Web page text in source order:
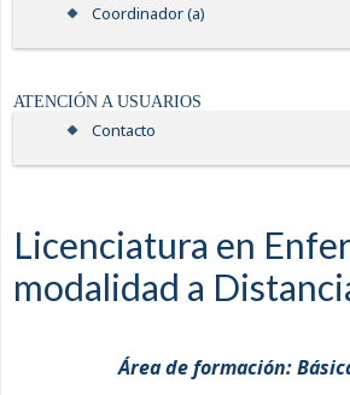
Coordinador (a)
ATENCIÓN A USUARIOS
Contacto
Licenciatura en
modalidad a
Área de formación: